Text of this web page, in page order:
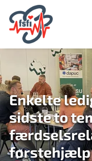
Enkelte
sidste to
førstehjælp